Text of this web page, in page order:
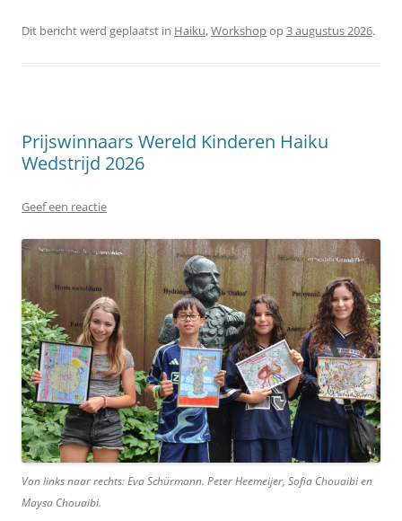
Dit bericht werd geplaatst in Haiku,Workshopop3 augustus 2026.
Prijswinnaars Wereld Kinderen Haiku
Wedstrijd 2026
Geef een reactie
Van links naar rechts: Eva Schürmann. Peter Heemeijer, Sofia Chouaibi en
Maysa Chouaibi.